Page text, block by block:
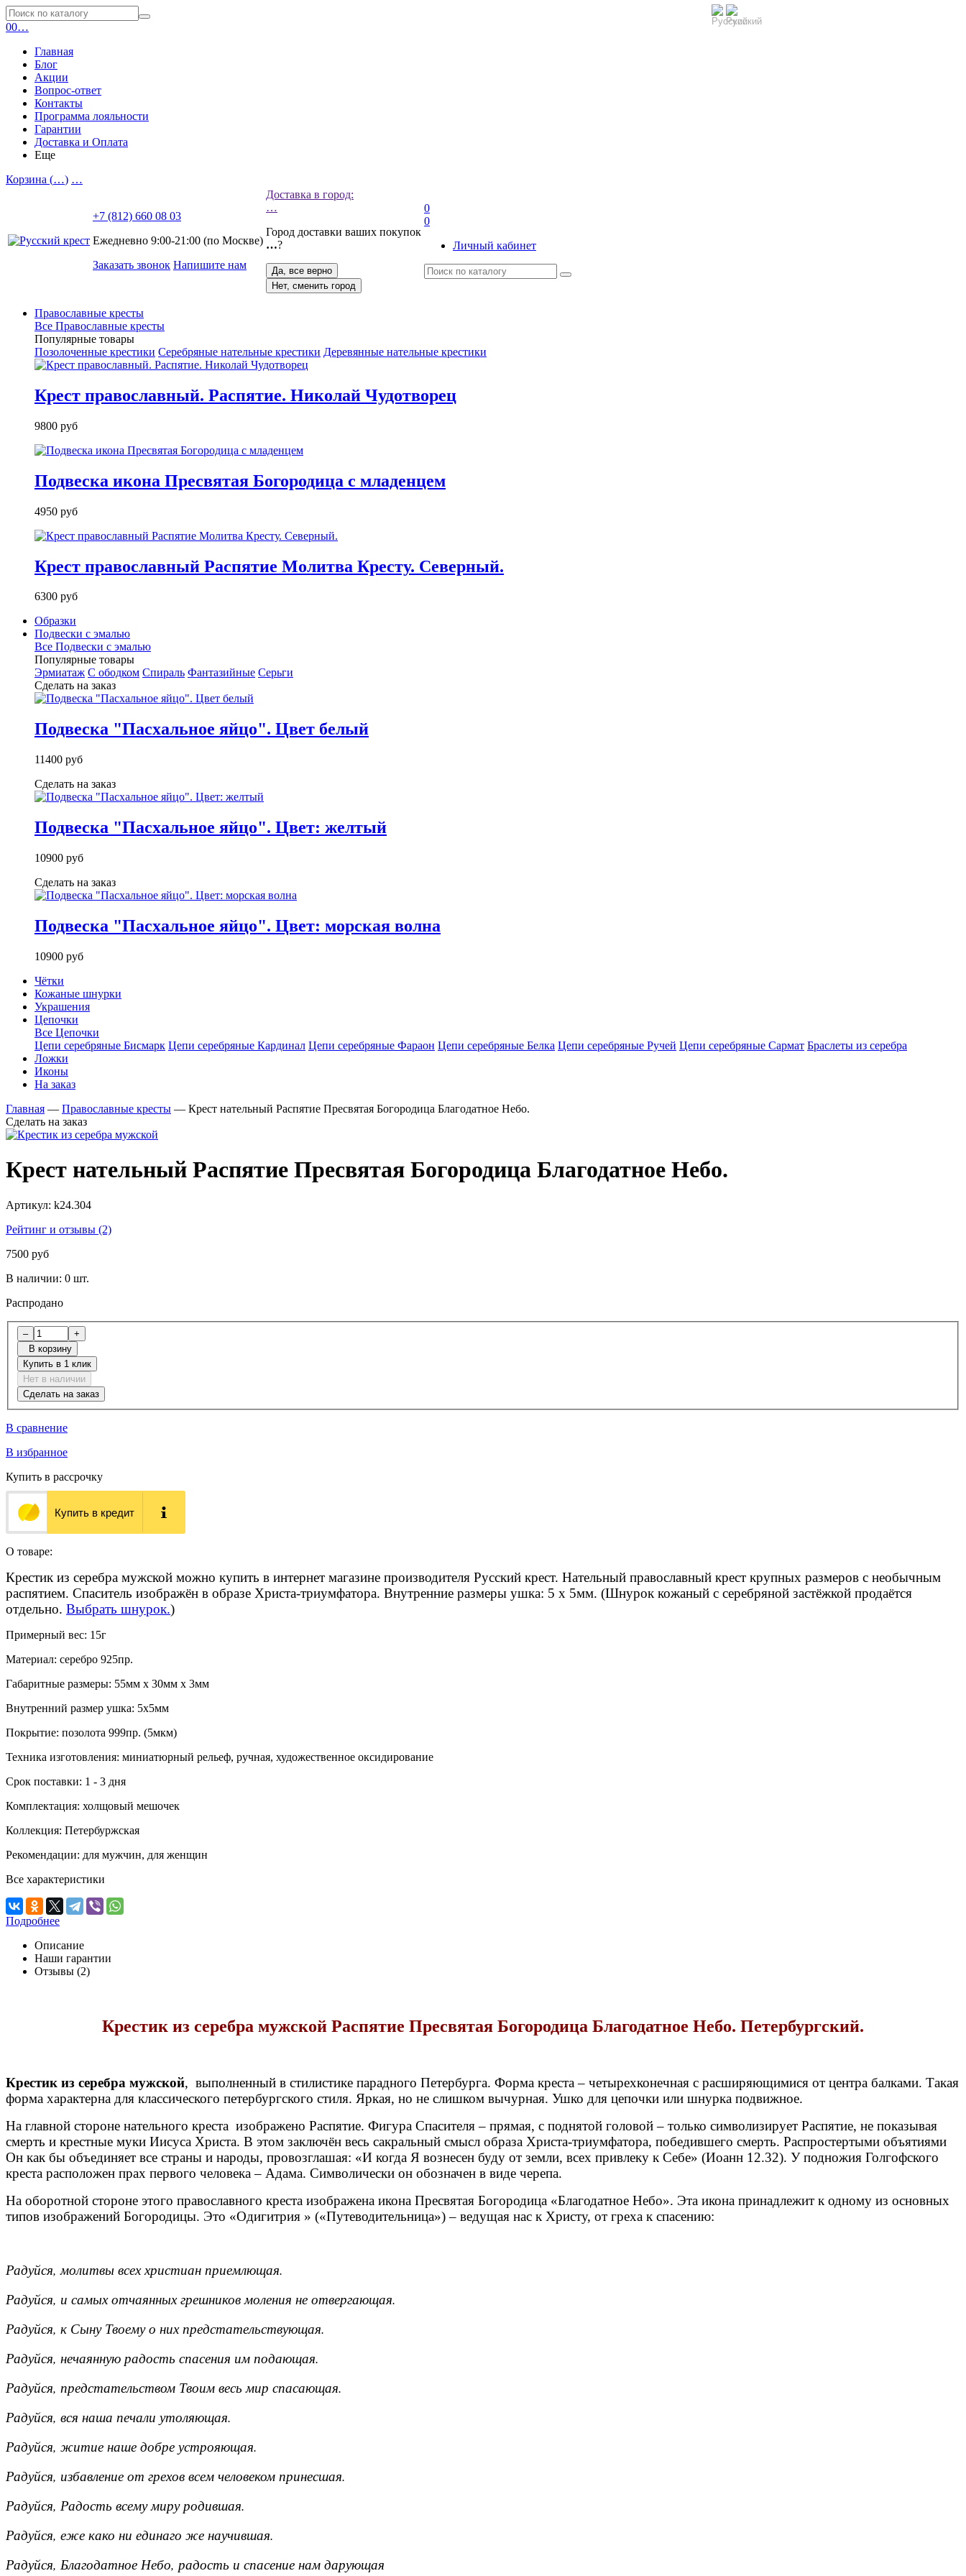
00…
Главная
Блог
Акции
Вопрос-ответ
Контакты
Программа лояльности
Гарантии
Доставка и Оплата
Еще
Корзина (…) …
+7 (812) 660 08 03
Ежедневно 9:00-21:00 (по Москве)
Заказать звонок Напишите нам
Доставка в город:
…
Город доставки ваших покупок
…?
Да, все верно
Нет, сменить город
0
0
Личный кабинет
Православные кресты
Все Православные кресты
Популярные товары
Позолоченные крестики Серебряные нательные крестики Деревянные нательные крестики
Крест православный. Распятие. Николай Чудотворец
9800 руб
Подвеска икона Пресвятая Богородица с младенцем
4950 руб
Крест православный Распятие Молитва Кресту. Северный.
6300 руб
Образки
Подвески с эмалью
Все Подвески с эмалью
Популярные товары
Эрмиатаж С ободком Спираль Фантазийные Серьги
Сделать на заказ
Подвеска "Пасхальное яйцо". Цвет белый
11400 руб
Сделать на заказ
Подвеска "Пасхальное яйцо". Цвет: желтый
10900 руб
Сделать на заказ
Подвеска "Пасхальное яйцо". Цвет: морская волна
10900 руб
Чётки
Кожаные шнурки
Украшения
Цепочки
Все Цепочки
Цепи серебряные Бисмарк Цепи серебряные Кардинал Цепи серебряные Фараон Цепи серебряные Белка Цепи серебряные Ручей Цепи серебряные Сармат Браслеты из серебра
Ложки
Иконы
На заказ
Главная — Православные кресты — Крест нательный Распятие Пресвятая Богородица Благодатное Небо.
Сделать на заказ
Крест нательный Распятие Пресвятая Богородица Благодатное Небо.
Артикул: k24.304
Рейтинг и отзывы (2)
7500 руб
В наличии: 0 шт.
Распродано
–
+
В корзину
Купить в 1 клик
Нет в наличии
Сделать на заказ
В сравнение
В избранное
Купить в рассрочку
Купить в кредит
О товаре:
Крестик из серебра мужской можно купить в интернет магазине производителя Русский крест. Нательный православный крест крупных размеров с необычным
распятием. Спаситель изображён в образе Христа-триумфатора. Внутренние размеры ушка: 5 х 5мм. (Шнурок кожаный с серебряной застёжкой продаётся
отдельно. Выбрать шнурок.)
Примерный вес: 15г
Материал: серебро 925пр.
Габаритные размеры: 55мм х 30мм х 3мм
Внутренний размер ушка: 5х5мм
Покрытие: позолота 999пр. (5мкм)
Техника изготовления: миниатюрный рельеф, ручная, художественное оксидирование
Срок поставки: 1 - 3 дня
Комплектация: холщовый мешочек
Коллекция: Петербуржская
Рекомендации: для мужчин, для женщин
Все характеристики
Подробнее
Описание
Наши гарантии
Отзывы (2)
Крестик из серебра мужской Распятие Пресвятая Богородица Благодатное Небо. Петербургский.
Крестик из серебра мужской, выполненный в стилистике парадного Петербурга. Форма креста – четырехконечная с расширяющимися от центра балками. Такая
форма характерна для классического петербургского стиля. Яркая, но не слишком вычурная. Ушко для цепочки или шнурка подвижное.
На главной стороне нательного креста изображено Распятие. Фигура Спасителя – прямая, с поднятой головой – только символизирует Распятие, не показывая
смерть и крестные муки Иисуса Христа. В этом заключён весь сакральный смысл образа Христа-триумфатора, победившего смерть. Распростертыми объятиями
Он как бы объединяет все страны и народы, провозглашая: «И когда Я вознесен буду от земли, всех привлеку к Себе» (Иоанн 12.32). У подножия Голгофского
креста расположен прах первого человека – Адама. Символически он обозначен в виде черепа.
На оборотной стороне этого православного креста изображена икона Пресвятая Богородица «Благодатное Небо». Эта икона принадлежит к одному из основных
типов изображений Богородицы. Это «Одигитрия » («Путеводительница») – ведущая нас к Христу, от греха к спасению:
Радуйся, молитвы всех христиан приемлющая.
Радуйся, и самых отчаянных грешников моления не отвергающая.
Радуйся, к Сыну Твоему о них предстательствующая.
Радуйся, нечаянную радость спасения им подающая.
Радуйся, предстательством Твоим весь мир спасающая.
Радуйся, вся наша печали утоляющая.
Радуйся, житие наше добре устрояющая.
Радуйся, избавление от грехов всем человеком принесшая.
Радуйся, Радость всему миру родившая.
Радуйся, еже како ни единаго же научившая.
Радуйся, Благодатное Небо, радость и спасение нам дарующая